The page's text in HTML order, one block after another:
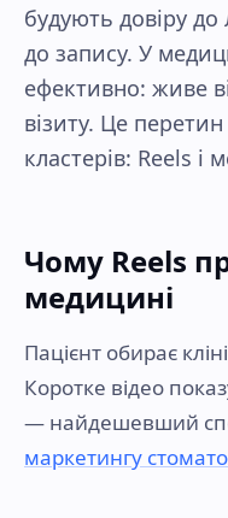
будують довіру до
до запису. У
ефективно: живе
візиту. Це
кластерів: Reels і
Чому Reels
медицині
Пацієнт обирає
Коротке відео
— найдешевший
маркетингу